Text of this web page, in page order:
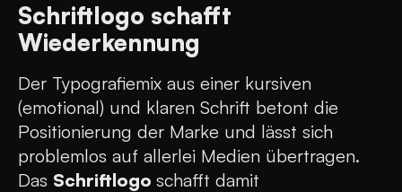
Schriftlogo schafft
Wiederkennung
Der Typografiemix aus einer kursiven
(emotional) und klaren Schrift betont die
Positionierung der Marke und lässt sich
problemlos auf allerlei Medien übertragen.
Das Schriftlogo schafft damit